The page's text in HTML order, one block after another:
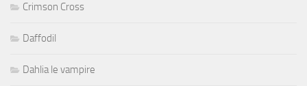
Crimson Cross
Daffodil
Dahlia le vampire